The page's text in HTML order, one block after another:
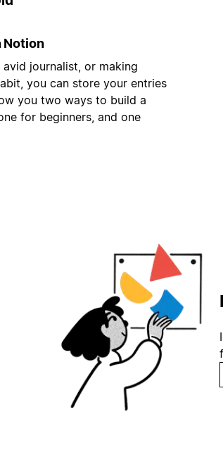
Notion
journalist, or making
you can store your entries
you two ways to build a
for beginners, and one